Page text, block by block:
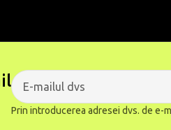
Prin introducerea adresei dvs. de e-